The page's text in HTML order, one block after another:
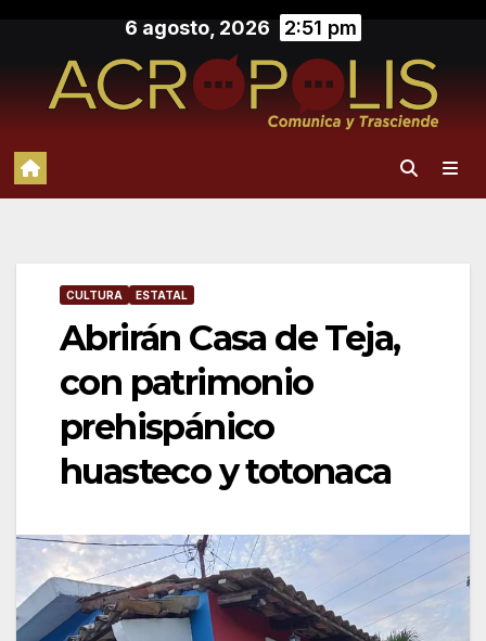
contenido
6 agosto, 2026 2:51 pm
CULTURA ESTATAL
Abrirán Casa de Teja,
con patrimonio
prehispánico
huasteco y totonaca